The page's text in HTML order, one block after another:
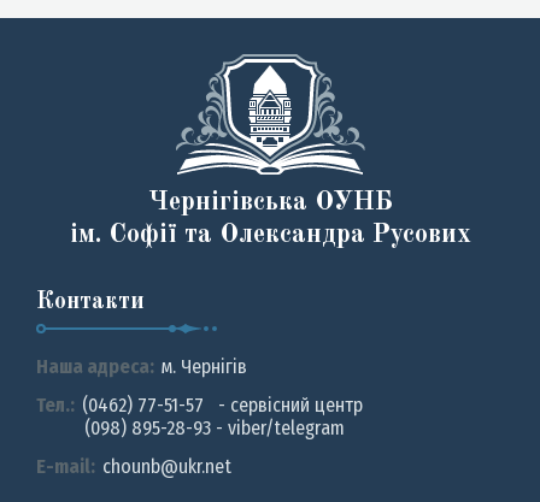
Чернігівська ОУНБ
ім. Софії та Олександра Русових
Контакти
Наша адреса: м. Чернiгiв
Тел.: (0462) 77-51-57 - сервісний центр
(098) 895-28-93 - viber/telegram
E-mail: chounb@ukr.net